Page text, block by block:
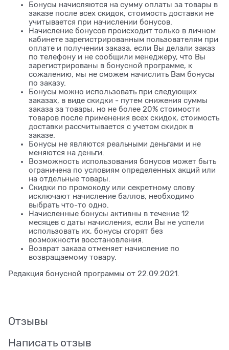
Бонусы начисляются на сумму оплаты за товары в
заказе после всех скидок, стоимость доставки не
учитывается при начислении бонусов.
Начисление бонусов происходит только в личном
кабинете зарегистрированным пользователям при
оплате и получении заказа, если Вы делали заказ
по телефону и не сообщили менеджеру, что Вы
зарегистрированы в бонусной программе, к
сожалению, мы не сможем начислить Вам бонусы
по заказу.
Бонусы можно использовать при следующих
заказах, в виде скидки - путем снижения суммы
заказа за товары, но не более 20% стоимости
товаров после применения всех скидок, стоимость
доставки рассчитывается с учетом скидок в
заказе.
Бонусы не являются реальными деньгами и не
меняются на деньги.
Возможность использования бонусов может быть
ограничена по условиям определенных акций или
на отдельные товары.
Скидки по промокоду или секретному слову
исключают начисление баллов, необходимо
выбрать что-то одно.
Начисленные бонусы активны в течение 12
месяцев с даты начисления, если Вы не успели
использовать их, бонусы сгорят без
возможности восстановления.
Возврат заказа отменяет начисление по
возвращаемому товару.
Редакция бонусной программы от 22.09.2021.
Отзывы
Написать отзыв